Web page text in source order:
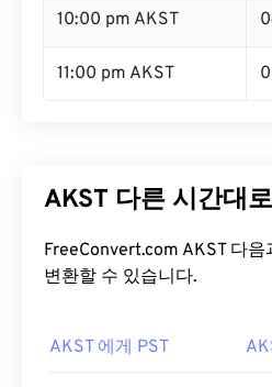
10:00 pm AKST
11:00 pm AKST
AKST 다른 시간대
FreeConvert.com AKST 다
변환할 수 있습니다.
AKST 에게 PST